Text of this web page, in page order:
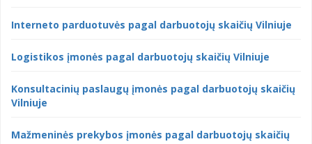
Interneto parduotuvės pagal darbuotojų skaičių Vilniuje
Logistikos įmonės pagal darbuotojų skaičių Vilniuje
Konsultacinių paslaugų įmonės pagal darbuotojų skaičių
Vilniuje
Mažmeninės prekybos įmonės pagal darbuotojų skaičių